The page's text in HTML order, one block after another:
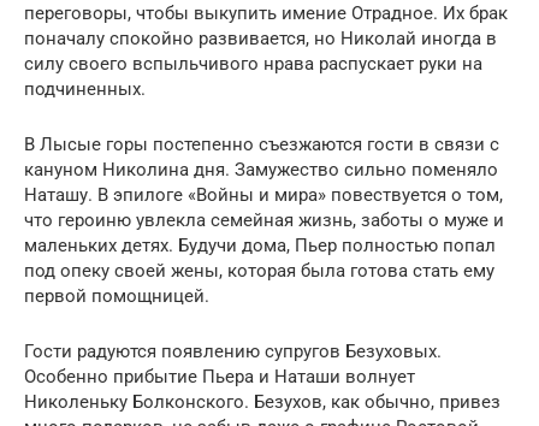
переговоры, чтобы выкупить имение Отрадное. Их брак
поначалу спокойно развивается, но Николай иногда в
силу своего вспыльчивого нрава распускает руки на
подчиненных.
В Лысые горы постепенно съезжаются гости в связи с
кануном Николина дня. Замужество сильно поменяло
Наташу. В эпилоге «Войны и мира» повествуется о том,
что героиню увлекла семейная жизнь, заботы о муже и
маленьких детях. Будучи дома, Пьер полностью попал
под опеку своей жены, которая была готова стать ему
первой помощницей.
Гости радуются появлению супругов Безуховых.
Особенно прибытие Пьера и Наташи волнует
Николеньку Болконского. Безухов, как обычно, привез